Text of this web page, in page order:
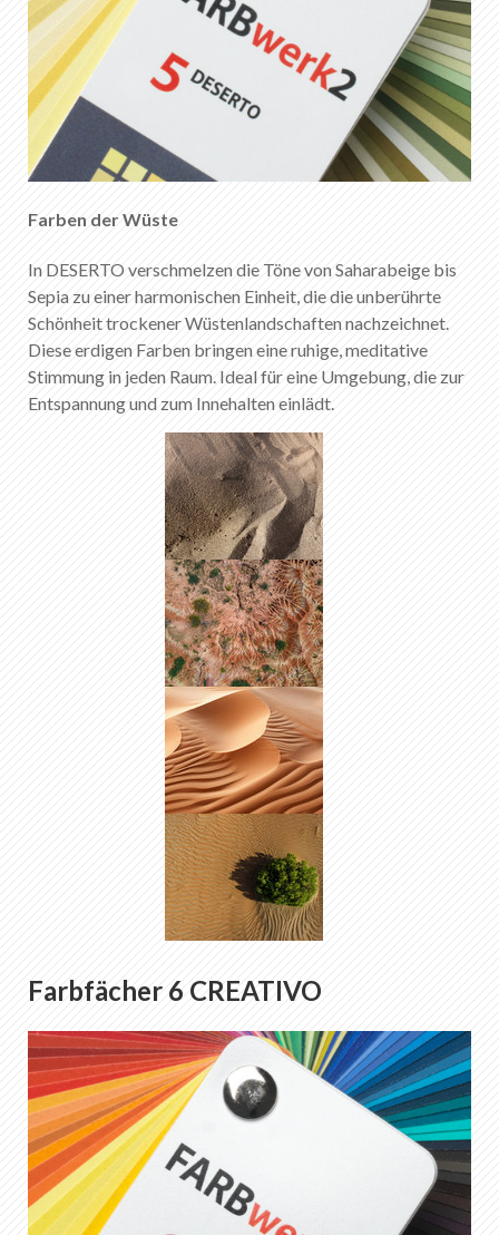
Farben der Wüste
In DESERTO verschmelzen die Töne von Saharabeige bis
Sepia zu einer harmonischen Einheit, die die unberührte
Schönheit trockener Wüstenlandschaften nachzeichnet.
Diese erdigen Farben bringen eine ruhige, meditative
Stimmung in jeden Raum. Ideal für eine Umgebung, die zur
Entspannung und zum Innehalten einlädt.
Farbfächer 6 CREATIVO